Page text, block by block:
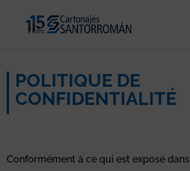
POLITIQUE DE
CONFIDENTIALITÉ
Conformément à ce qui est exposé